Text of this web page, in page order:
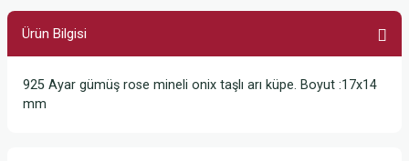
Ürün Bilgisi
925 Ayar gümüş rose mineli onix taşlı arı küpe. Boyut :17x14
mm